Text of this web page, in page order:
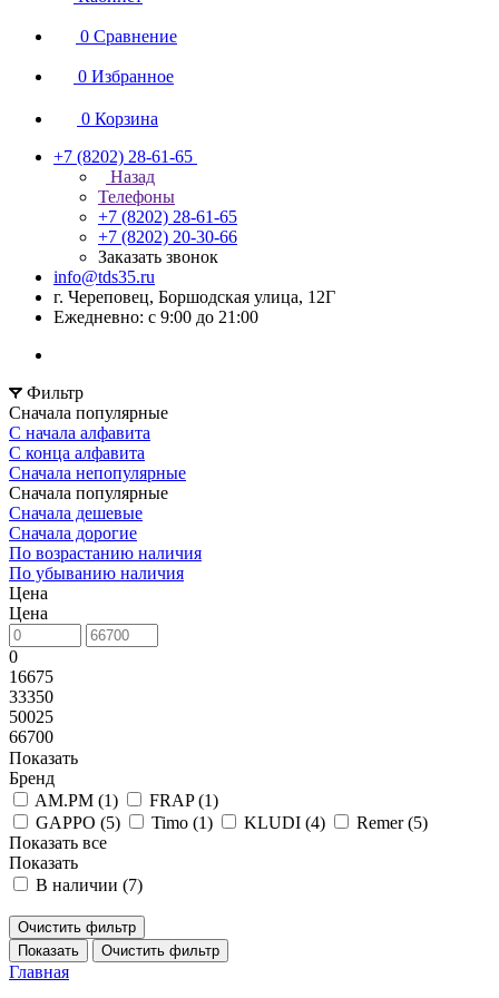
0 Сравнение
0 Избранное
0 Корзина
+7 (8202) 28‑61-65
Назад
Телефоны
+7 (8202) 28‑61-65
+7 (8202) 20‑30-66
Заказать звонок
info@tds35.ru
г. Череповец, Боршодская улица, 12Г
Ежедневно: с 9:00 до 21:00
Фильтр
Сначала популярные
С начала алфавита
С конца алфавита
Сначала непопулярные
Сначала популярные
Сначала дешевые
Сначала дорогие
По возрастанию наличия
По убыванию наличия
Цена
Цена
0
16675
33350
50025
66700
Показать
Бренд
AM.PM (1) FRAP (1)
GAPPO (5) Timo (1) KLUDI (4) Remer (5)
Показать все
Показать
В наличии (7)
Очистить фильтр
Показать
Очистить фильтр
Главная